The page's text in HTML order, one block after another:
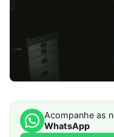
Acompanhe as
WhatsApp